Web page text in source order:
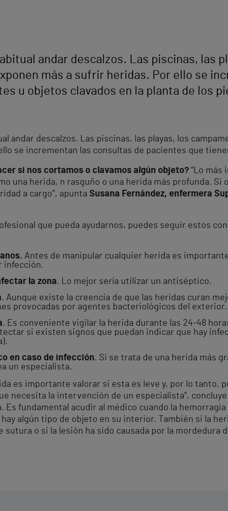
andar descalzos. Las piscinas, las
más a sufrir heridas. Por ello se
u objetos clavados en la planta de los
andar descalzos. Las piscinas, las playas, los
se incrementan las consultas de pacientes que
si nos cortamos o clavamos algún objeto? “Lo más
una herida, n rasguño o una herida más profunda. Si
a cargo”, apunta Susana Fernández, enfermera
que pueda ayudarnos, puedes seguir estos
Antes de manipular cualquier herida es
infección.
la zona. Lo mejor sería utilizar un antiséptico.
. Aunque existe la creencia de que las heridas curan
provocadas por agentes bacteriológicos del exterior.
. Es conveniente vigilar la herida durante las 24-48
si existen signos que puedan indicar que hay
en caso de infección. Si se trata de una herida más
un especialista.
es importante valorar si esta es leve y, por lo tanto,
necesita la intervención de un especialista”,
Es fundamental acudir al médico cuando la
algún tipo de objeto en su interior. También si la
sutura o si la lesión ha sido causada por la mordedura